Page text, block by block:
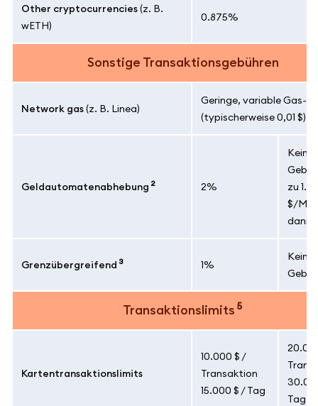
Other cryptocurrencies(z. B.
wETH)
0.875%
Sonstige Transaktionsgebühren
Network gas(z. B. Linea)
Geringe, variable Gas-
(typischerweise 0,01 $)
Geldautomatenabhebung 2 2%
Keine
zu
$/
dann
Grenzübergreifend 3 1%
Keine
Transaktionslimits 5
Kartentransaktionslimits
10.000 $ /
Transaktion
15.000 $ / Tag
Tag